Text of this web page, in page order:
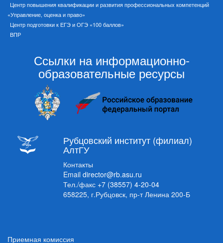
Центр повышения квалификации и развития профессиональных компетенций
«Управление, оценка и право»
Центр подготовки к ЕГЭ и ОГЭ «100 баллов»
ВПР
Ссылки на информационно-
образовательные ресурсы
Рубцовский институт (филиал)
АлтГУ
Контакты
Email director@rb.asu.ru
Тел./факс +7 (38557) 4-20-04
658225, г.Рубцовск, пр-т Ленина 200-Б
Приемная комиссия